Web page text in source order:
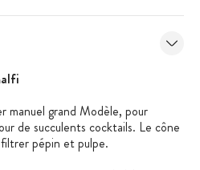
manuel grand Modèle, pour
de succulents cocktails. Le cône
pépin et pulpe.